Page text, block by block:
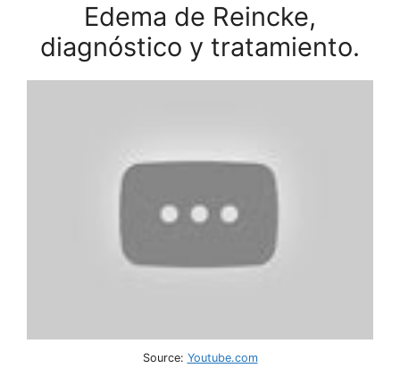
Edema de Reincke,
diagnóstico y tratamiento.
Source: Youtube.com